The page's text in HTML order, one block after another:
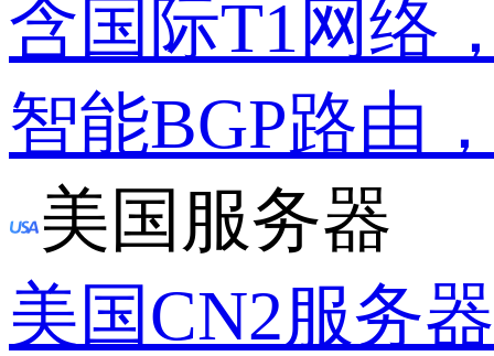
含国际T1网络
智能BGP路由
美国服务器
美国CN2服务器